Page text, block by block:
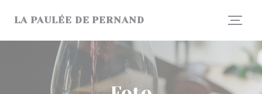
LA PAULÉE DE PERNAND